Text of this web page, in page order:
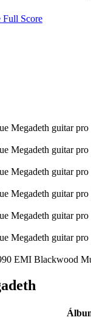
Full Score
EMI Blackwood